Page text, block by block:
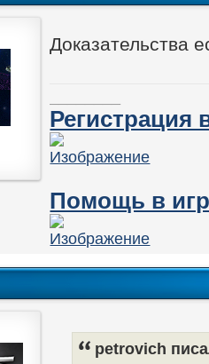
Доказательства
Регистрация
Помощь в
petrovich